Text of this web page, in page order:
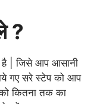
?
है | जिसे आप आसानी
गए सरे स्टेप को आप
कितना तक का